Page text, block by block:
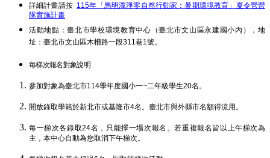
詳細計畫請按 115年「馬明潭淨零自然行動家：暑期環境教育」夏令營營
隊實施計畫
活動地點：臺北市學校環境教育中心（臺北市文山區永建國小內），地
址：臺北市文山區木柵路一段311巷1號。
每梯次報名對象說明
參加對象為臺北市114學年度國小一~二年級學生20名。
開放錄取學籍於新北市或基隆市4名。臺北市與外縣市名額得流用。
每一梯次各錄取24名，只能擇一場次報名。若重複報名皆以上午梯次為
主，本中心自動為您取消下午梯次。